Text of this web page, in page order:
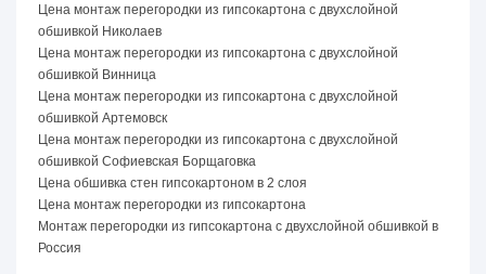
Цена монтаж перегородки из гипсокартона с двухслойной
обшивкой Николаев
Цена монтаж перегородки из гипсокартона с двухслойной
обшивкой Винница
Цена монтаж перегородки из гипсокартона с двухслойной
обшивкой Артемовск
Цена монтаж перегородки из гипсокартона с двухслойной
обшивкой Софиевская Борщаговка
Цена обшивка стен гипсокартоном в 2 слоя
Цена монтаж перегородки из гипсокартона
Монтаж перегородки из гипсокартона с двухслойной обшивкой в
Россия